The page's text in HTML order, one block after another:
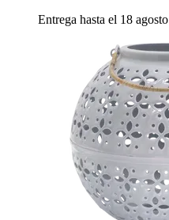
Entrega hasta el 18 agosto